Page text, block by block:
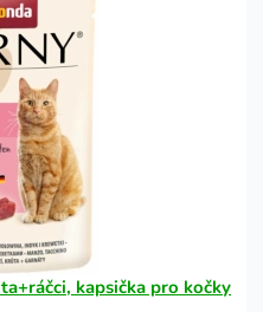
kapsička pro kočky